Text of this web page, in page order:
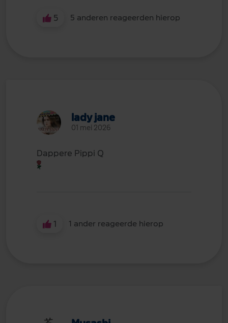
5 5 anderen reageerden hierop
lady jane
01 mei 2026
Dappere Pippi Q
1 1 ander reageerde hierop